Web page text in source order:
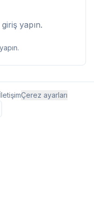
yapın.
İletişimÇerez ayarları